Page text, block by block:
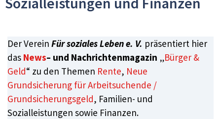
Der Verein Für soziales Leben e. V. präsentiert hier
das News– und Nachrichtenmagazin „Bürger &
Geld“ zu den Themen Rente, Neue
Grundsicherung für Arbeitsuchende /
Grundsicherungsgeld, Familien- und
Sozialleistungen sowie Finanzen.